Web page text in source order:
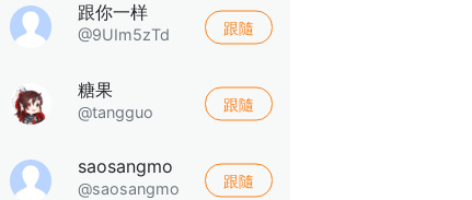
跟你一样
@9UIm5zTd 跟隨
糖果
@tangguo 跟隨
saosangmo
@saosangmo 跟隨